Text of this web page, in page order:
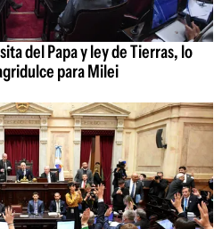
del Papa y ley de Tierras, lo
para Milei